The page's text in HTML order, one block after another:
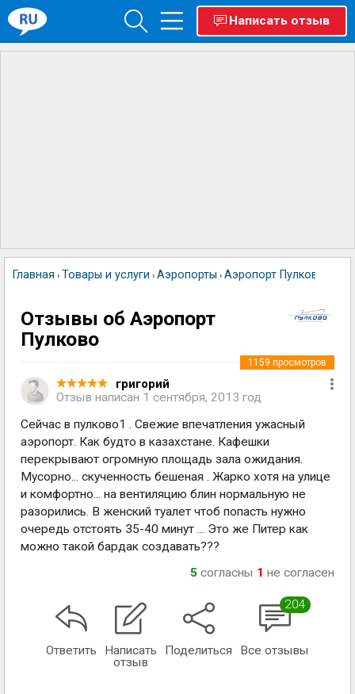
Написать отзыв
Главная › Товары и услуги › Аэропорты › Аэропорт Пулково
Отзывы об Аэропорт
Пулково
григорий
Отзыв написан 1 сентября, 2013 год
1159 просмотров
Сейчас в пулково1 . Свежие впечатления ужасный
аэропорт. Как будто в казахстане. Кафешки
перекрывают огромную площадь зала ожидания.
Мусорно... скученность бешеная . Жарко хотя на улице
и комфортно... на вентиляцию блин нормальную не
разорились. В женский туалет чтоб попасть нужно
очередь отстоять 35-40 минут ... Это же Питер как
можно такой бардак создавать???
5 согласны 1 не согласен
Ответить
Написать
отзыв
Поделиться
204
Все отзывы